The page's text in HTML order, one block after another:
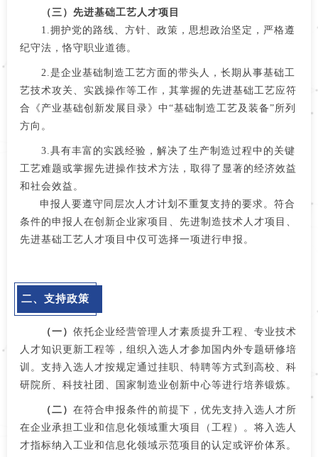
（三）先进基础工艺人才项目
1.拥护党的路线、方针、政策，思想政治坚定，严格遵
纪守法，恪守职业道德。
2.是企业基础制造工艺方面的带头人，长期从事基础工
艺技术攻关、实践操作等工作，其掌握的先进基础工艺应符
合《产业基础创新发展目录》中“基础制造工艺及装备”所列
方向。
3.具有丰富的实践经验，解决了生产制造过程中的关键
工艺难题或掌握先进操作技术方法，取得了显著的经济效益
和社会效益。
申报人要遵守同层次人才计划不重复支持的要求。符合
条件的申报人在创新企业家项目、先进制造技术人才项目、
先进基础工艺人才项目中仅可选择一项进行申报。
二、支持政策
（一） 依托企业经营管理人才素质提升工程、专业技术
人才知识更新工程等，组织入选人才参加国内外专题研修培
训。支持入选人才按规定通过挂职、特聘等方式到高校、科
研院所、科技社团、国家制造业创新中心等进行培养锻炼。
（二） 在符合申报条件的前提下，优先支持入选人才所
在企业承担工业和信息化领域重大项目（工程）。将入选人
才指标纳入工业和信息化领域示范项目的认定或评价体系。